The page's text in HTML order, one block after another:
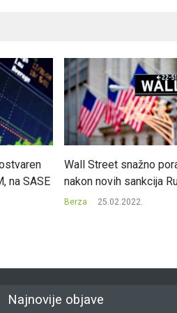
na SASE
Wall Street snažno
nakon novih sankcija
Berza 25.02.2022.
Najnovije objave